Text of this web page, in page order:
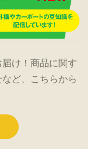
け！商品に関す
ど、こちらから